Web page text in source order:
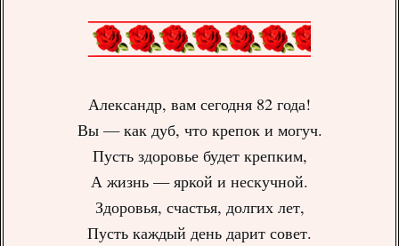
Александр, вам сегодня 82 года!
Вы — как дуб, что крепок и могуч.
Пусть здоровье будет крепким,
А жизнь — яркой и нескучной.
Здоровья, счастья, долгих лет,
Пусть каждый день дарит совет.